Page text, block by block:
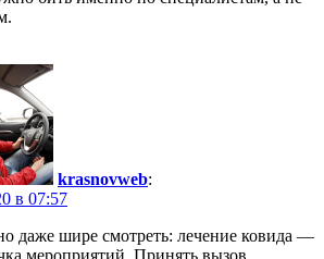
krasnovweb:
в 07:57
даже шире смотреть: лечение ковида —
мероприятий. Принять вызов,